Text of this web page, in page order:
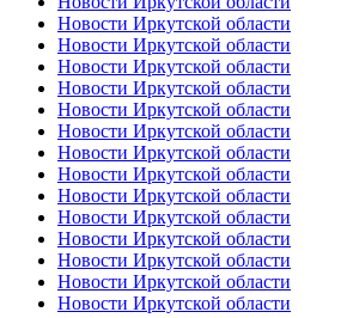
Новости Иркутской области
Новости Иркутской области
Новости Иркутской области
Новости Иркутской области
Новости Иркутской области
Новости Иркутской области
Новости Иркутской области
Новости Иркутской области
Новости Иркутской области
Новости Иркутской области
Новости Иркутской области
Новости Иркутской области
Новости Иркутской области
Новости Иркутской области